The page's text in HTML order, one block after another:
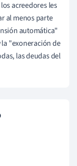
acreedores les
al menos parte
automática"
la "exoneración de
las deudas del